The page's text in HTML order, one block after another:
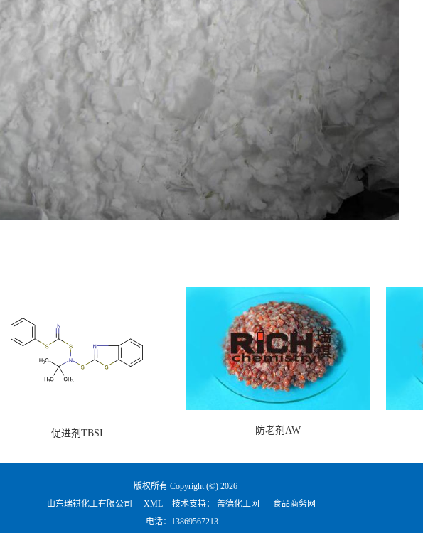
促进剂TBSI 防老剂AW
版权所有 Copyright (©) 2026
山东瑞祺化工有限公司
XML 技术支持： 盖德化工网
食品商务网
电话： 13869567213